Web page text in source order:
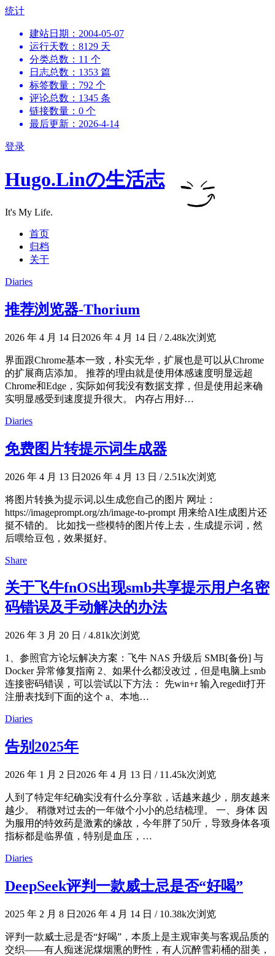
跳
统计
建站日期：2004-05-07
运行天数：8129 天
分类总数：11 个
日志总数：1353 篇
标签数量：792 个
评论总数：1345 条
链接数量：0 个
最后更新：2026-4-14
登录
Hugo.Linの生活志
It's My Life.
首页
归档
关于
Diaries
推荐浏览器-Thorium
2026 年 4 月 14 日 2026 年 4 月 14 日 /2.48k次浏览
界面跟Chrome基本一致，朴实无华，扩展也是可以从Chrome
的扩展商店添加。 推荐的理由就是使用体感速度明显远超
Chrome和Edge，实际如何我没有数据支撑，但是使用起来确
实明显感受到速度提升很大。 内存占用好…
Diaries
免费图片转提示词生成器
2026 年 4 月 13 日 2026 年 4 月 13 日 /2.51k次浏览
将图片转换为提示词,以生成您自己的图片 网址：
https://imageprompt.org/zh/image-to-prompt 用来给AI生成图片还
挺不错的。 比如找一些模特的图片传上去，生成提示词，然
后喂给豆包，效果挺好。
Share
关于飞牛fnOS出现smb共享提示用户名密
码错误及手动解决的办法
2026 年 3 月 20 日 /4.81k次浏览
1、参照官方论坛解决方案：飞牛 NAS 升级后 SMB[备份] 与
Docker 异常修复指南 2、如果什么都没改过，但是电脑上smb
连接密码错误，可以尝试以下方法： 先win+r 输入regedit打开
注册表找到下面的这个 a、本地…
Diaries
告别2025年
2026 年 1 月 2 日 2026 年 4 月 13 日 /11.45k次浏览
人到了特定年纪确实没有什么分享欲，话越来越少，朋友越来
越少。 稍微对过去的一年做个小小的总结梳理。 一、身体 因
为服用的特效药是激素的缘故，今年胖了50斤，导致身体各项
指标都是临界值，特别是血压，…
Diaries
DeepSeek评判一款威士忌是否“好喝”
2025 年 2 月 8 日 2026 年 4 月 14 日 /10.38k次浏览
评判一款威士忌是否“好喝”，本质上是主观审美与客观品质的
交织——有人痴迷泥煤烟熏的野性，有人沉醉雪莉桶的甜美，